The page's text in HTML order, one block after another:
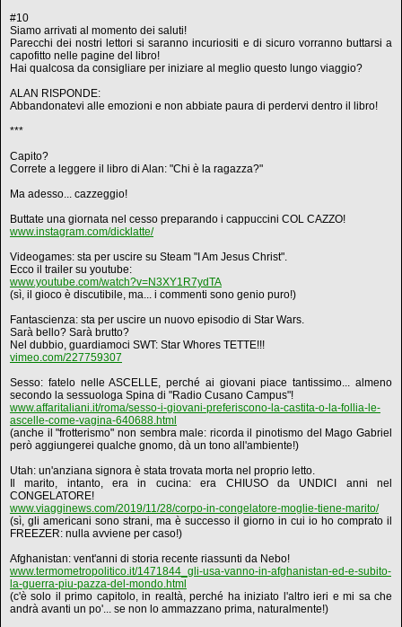
#10
Siamo arrivati al momento dei saluti!
Parecchi dei nostri lettori si saranno incuriositi e di sicuro vorranno buttarsi a
capofitto nelle pagine del libro!
Hai qualcosa da consigliare per iniziare al meglio questo lungo viaggio?
ALAN RISPONDE:
Abbandonatevi alle emozioni e non abbiate paura di perdervi dentro il libro!
***
Capito?
Correte a leggere il libro di Alan: "Chi è la ragazza?"
Ma adesso... cazzeggio!
Buttate una giornata nel cesso preparando i cappuccini COL CAZZO!
www.instagram.com/dicklatte/
Videogames: sta per uscire su Steam "I Am Jesus Christ".
Ecco il trailer su youtube:
www.youtube.com/watch?v=N3XY1R7ydTA
(sì, il gioco è discutibile, ma... i commenti sono genio puro!)
Fantascienza: sta per uscire un nuovo episodio di Star Wars.
Sarà bello? Sarà brutto?
Nel dubbio, guardiamoci SWT: Star Whores TETTE!!!
vimeo.com/227759307
Sesso: fatelo nelle ASCELLE, perché ai giovani piace tantissimo... almeno
secondo la sessuologa Spina di "Radio Cusano Campus"!
www.affaritaliani.it/roma/sesso-i-giovani-preferiscono-la-castita-o-la-follia-le-
ascelle-come-vagina-640688.html
(anche il "frotterismo" non sembra male: ricorda il pinotismo del Mago Gabriel
però aggiungerei qualche gnomo, dà un tono all'ambiente!)
Utah: un'anziana signora è stata trovata morta nel proprio letto.
Il marito, intanto, era in cucina: era CHIUSO da UNDICI anni nel
CONGELATORE!
www.viagginews.com/2019/11/28/corpo-in-congelatore-moglie-tiene-marito/
(sì, gli americani sono strani, ma è successo il giorno in cui io ho comprato il
FREEZER: nulla avviene per caso!)
Afghanistan: vent'anni di storia recente riassunti da Nebo!
www.termometropolitico.it/1471844_gli-usa-vanno-in-afghanistan-ed-e-subito-
la-guerra-piu-pazza-del-mondo.html
(c'è solo il primo capitolo, in realtà, perché ha iniziato l'altro ieri e mi sa che
andrà avanti un po'... se non lo ammazzano prima, naturalmente!)